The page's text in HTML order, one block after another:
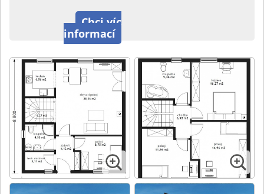
Chci víc
informací